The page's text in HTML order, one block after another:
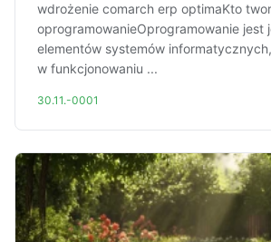
wdrożenie comarch erp optimaKto
oprogramowanieOprogramowanie jest
elementów systemów
w funkcjonowaniu ...
30.11.-0001